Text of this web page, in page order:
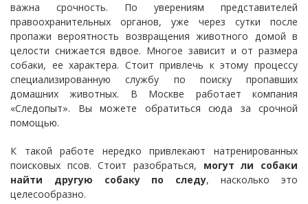
важна срочность. По уверениям представителей
правоохранительных органов, уже через сутки после
пропажи вероятность возвращения животного домой в
целости снижается вдвое. Многое зависит и от размера
собаки, ее характера. Стоит привлечь к этому процессу
специализированную службу по поиску пропавших
домашних животных. В Москве работает компания
«Следопыт». Вы можете обратиться сюда за срочной
помощью.
К такой работе нередко привлекают натренированных
поисковых псов. Стоит разобраться, могут ли собаки
найти другую собаку по следу, насколько это
целесообразно.